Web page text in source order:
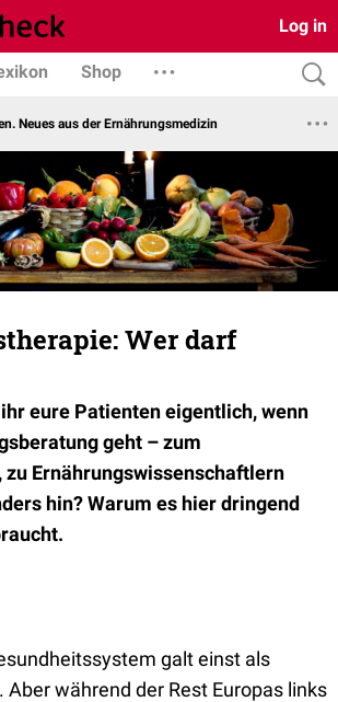
Log in
Shop
Neues aus der Ernährungsmedizin
Wer darf
eure Patienten eigentlich, wenn
geht – zum
zu Ernährungswissenschaftlern
hin? Warum es hier dringend
galt einst als
während der Rest Europas links